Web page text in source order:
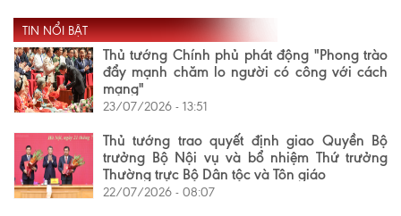
TIN NỔI BẬT
Thủ tướng Chính phủ phát động "Phong trào
đẩy mạnh chăm lo người có công với cách
mạng"
23/07/2026 - 13:51
Thủ tướng trao quyết định giao Quyền Bộ
trưởng Bộ Nội vụ và bổ nhiệm Thứ trưởng
Thường trực Bộ Dân tộc và Tôn giáo
22/07/2026 - 08:07